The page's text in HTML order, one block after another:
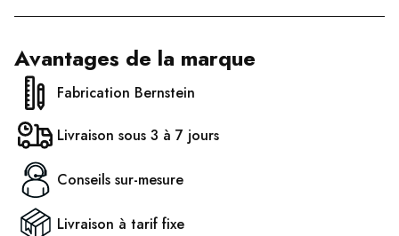
Avantages de la marque
Fabrication Bernstein
Livraison sous 3 à 7 jours
Conseils sur-mesure
Livraison à tarif fixe